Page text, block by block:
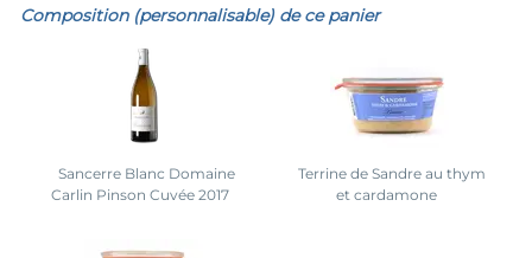
Composition (personnalisable) de ce panier
Sancerre Blanc Domaine
Carlin Pinson Cuvée 2017
Terrine de Sandre au thym
et cardamone